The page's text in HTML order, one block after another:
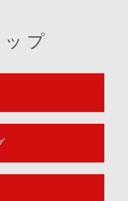
プ